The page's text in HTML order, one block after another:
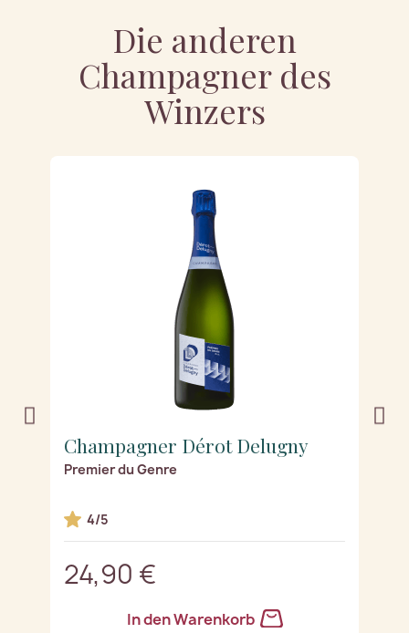
Die anderen
Champagner des
Winzers
Champagner Dérot Delugny
Premier du Genre
4/5
24,90 €
In den Warenkorb